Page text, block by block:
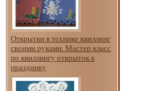
Открытки в технике квиллинг
своими руками. Мастер класс
по квиллингу открыток к
празднику